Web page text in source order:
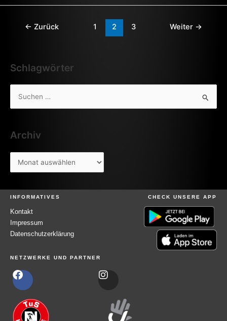
← Zurück 1 2 3 Weiter →
Schlagwörter
h
e
a
c
h
:
Archiv
INFORMATIVES
Kontakt
Impressum
Datenschutzerklärung
CHECK UNSERE APP
NETZWERKE UND PARTNER
F
e
b
t
a